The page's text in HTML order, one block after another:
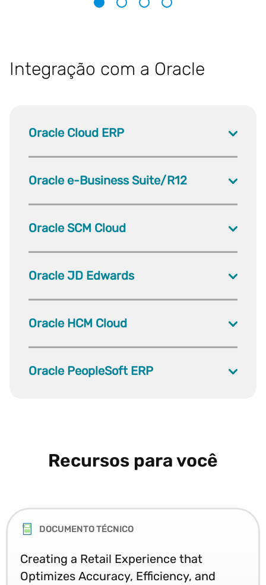
Integração com a Oracle
Oracle Cloud ERP
Oracle e-Business Suite/R12
Oracle SCM Cloud
Oracle JD Edwards
Oracle HCM Cloud
Oracle PeopleSoft ERP
Recursos para você
DOCUMENTO TÉCNICO
Creating a Retail Experience that
Optimizes Accuracy, Efficiency, and